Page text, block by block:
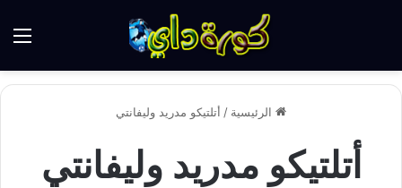
الرئيسية / أتلتيكو مدريد وليفانتي
أتلتيكو مدريد وليفانتي